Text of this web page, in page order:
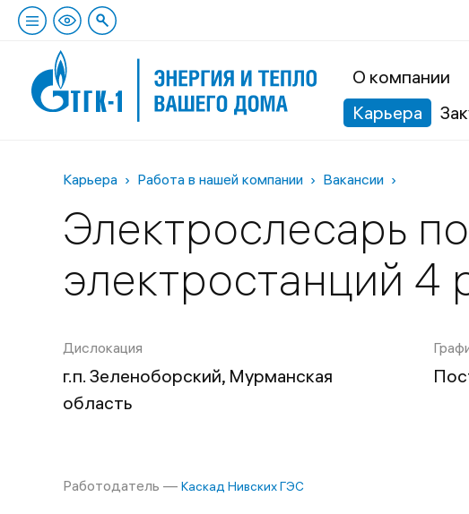
О компании
Карьера
Карьера Работа в нашей компании Вакансии
Электрослесарь
электростанций 4
Дислокация
г.п. Зеленоборский, Мурманская
область
Работодатель — Каскад Нивских ГЭС